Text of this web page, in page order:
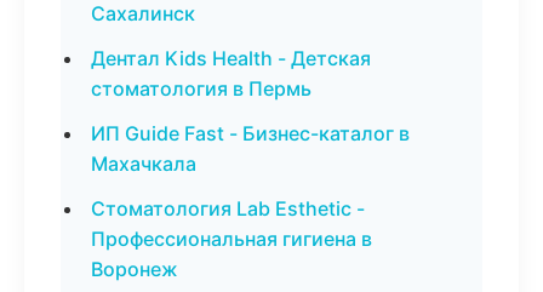
Сахалинск
Дентал Kids Health - Детская
стоматология в Пермь
ИП Guide Fast - Бизнес-каталог в
Махачкала
Стоматология Lab Esthetic -
Профессиональная гигиена в
Воронеж